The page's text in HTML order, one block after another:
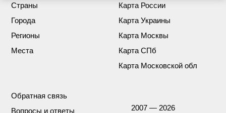
Страны
Города
Регионы
Места
Карта России
Карта Украины
Карта Москвы
Карта СПб
Карта Московской обл
Обратная связь
Вопросы и ответы
2007 — 2026